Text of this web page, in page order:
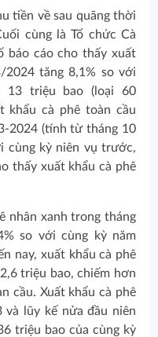
tiền về sau quãng thời
cùng là Tổ chức Cà
báo cáo cho thấy xuất
2024 tăng 8,1% so với
13 triệu bao (loại 60
khẩu cà phê toàn cầu
2024 (tính từ tháng 10
cùng kỳ niên vụ trước,
thấy xuất khẩu cà phê
nhân xanh trong tháng
so với cùng kỳ năm
nay, xuất khẩu cà phê
triệu bao, chiếm hơn
cầu. Xuất khẩu cà phê
và lũy kế nửa đầu niên
triệu bao của cùng kỳ